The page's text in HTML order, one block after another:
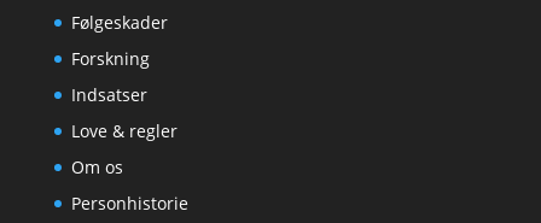
Følgeskader
Forskning
Indsatser
Love & regler
Om os
Personhistorie